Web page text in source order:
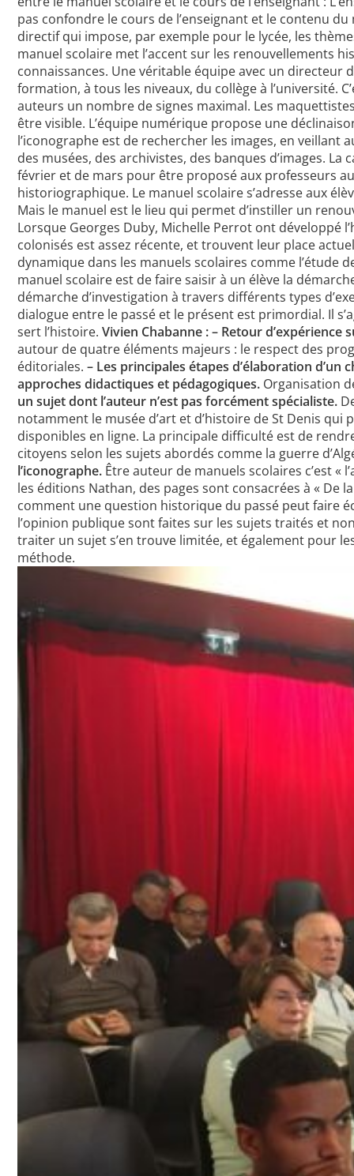
pas confondre le cours de l’enseignant et le contenu
directif qui impose, par exemple pour le lycée, les
manuel scolaire met l’accent sur les renouvellements
connaissances. Une véritable équipe avec un directeur
formation, à tous les niveaux, du collège à l’université.
auteurs un nombre de signes maximal. Les
être visible. L’équipe numérique propose une
l’iconographe est de rechercher les images, en
des musées, des archivistes, des banques d’images.
février et de mars pour être proposé aux professeurs
historiographique. Le manuel scolaire s’adresse aux
Mais le manuel est le lieu qui permet d’instiller un
Lorsque Georges Duby, Michelle Perrot ont développé
colonisés est assez récente, et trouvent leur place
dynamique dans les manuels scolaires comme l’étude
manuel scolaire est de faire saisir à un élève la
démarche d’investigation à travers différents types
dialogue entre le passé et le présent est primordial. Il
sert l’histoire.Vivien Chabanne : – Retour
autour de quatre éléments majeurs : le respect des
éditoriales.– Les principales étapes d’élaboration d’un
approches didactiques et pédagogiques. Organisation
un sujet dont l’auteur n’est pas forcément spécialiste.
notamment le musée d’art et d’histoire de St Denis
disponibles en ligne. La principale difficulté est de
citoyens selon les sujets abordés comme la guerre
l’iconographe. Être auteur de manuels scolaires c’est «
les éditions Nathan, des pages sont consacrées à « De
comment une question historique du passé peut faire
l’opinion publique sont faites sur les sujets traités et
traiter un sujet s’en trouve limitée, et également pour
méthode.